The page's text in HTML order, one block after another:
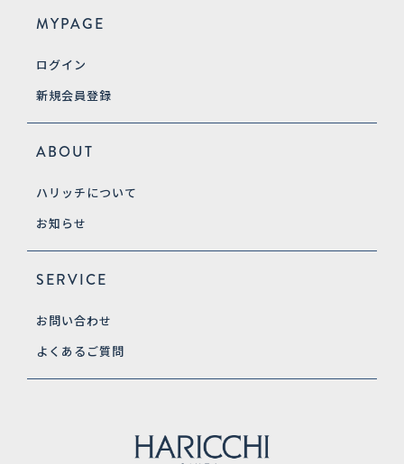
MYPAGE
ログイン
新規会員登録
ABOUT
ハリッチについて
お知らせ
SERVICE
お問い合わせ
よくあるご質問